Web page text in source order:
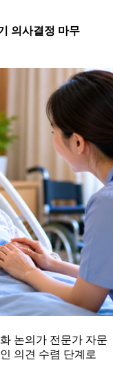
의사결정 마무
논의가 전문가 자문
의견 수렴 단계로